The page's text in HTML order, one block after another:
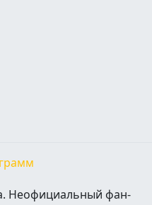
Неофициальный фан-